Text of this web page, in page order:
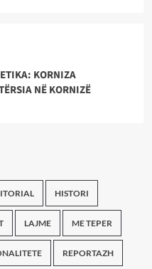
KORNIZA
NË KORNIZË
HISTORI
LAJME ME TEPER
REPORTAZH